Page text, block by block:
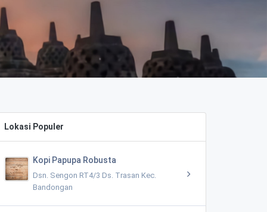
Lokasi Populer
Kopi Papupa Robusta
Dsn. Sengon RT4/3 Ds. Trasan Kec.
Bandongan